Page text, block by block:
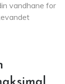
vandhane for